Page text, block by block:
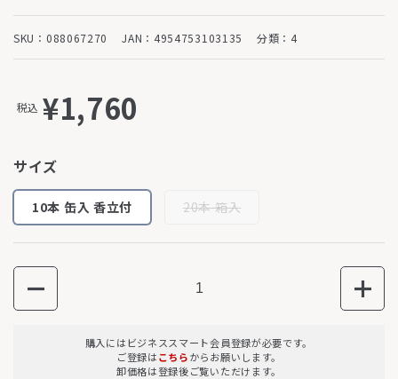
SKU：088067270 JAN：4954753103135 分類：4
税込 ¥1,760
サイズ
10本 缶入 香立付 20本 箱入
数量
購入にはビジネススマート会員登録が必要です。
ご登録はこちらからお願いします。
卸価格は登録後ご覧いただけます。